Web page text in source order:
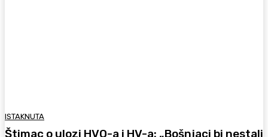
ISTAKNUTA
Štimac o ulozi HVO-a i HV-a: „Bošnjaci bi nestali